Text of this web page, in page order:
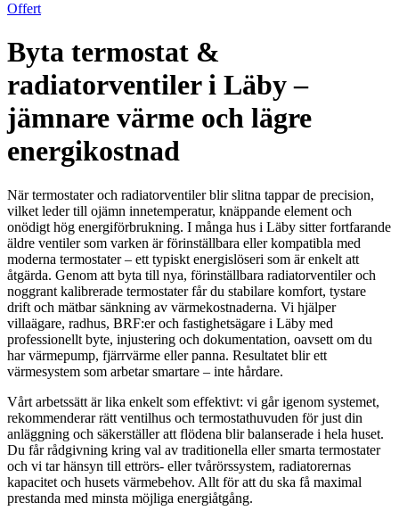
Offert
Byta termostat &
radiatorventiler i Läby –
jämnare värme och lägre
energikostnad
När termostater och radiatorventiler blir slitna tappar de precision,
vilket leder till ojämn innetemperatur, knäppande element och
onödigt hög energiförbrukning. I många hus i Läby sitter fortfarande
äldre ventiler som varken är förinställbara eller kompatibla med
moderna termostater – ett typiskt energislöseri som är enkelt att
åtgärda. Genom att byta till nya, förinställbara radiatorventiler och
noggrant kalibrerade termostater får du stabilare komfort, tystare
drift och mätbar sänkning av värmekostnaderna. Vi hjälper
villaägare, radhus, BRF:er och fastighetsägare i Läby med
professionellt byte, injustering och dokumentation, oavsett om du
har värmepump, fjärrvärme eller panna. Resultatet blir ett
värmesystem som arbetar smartare – inte hårdare.
Vårt arbetssätt är lika enkelt som effektivt: vi går igenom systemet,
rekommenderar rätt ventilhus och termostathuvuden för just din
anläggning och säkerställer att flödena blir balanserade i hela huset.
Du får rådgivning kring val av traditionella eller smarta termostater
och vi tar hänsyn till ettrörs- eller tvårörssystem, radiatorernas
kapacitet och husets värmebehov. Allt för att du ska få maximal
prestanda med minsta möjliga energiåtgång.